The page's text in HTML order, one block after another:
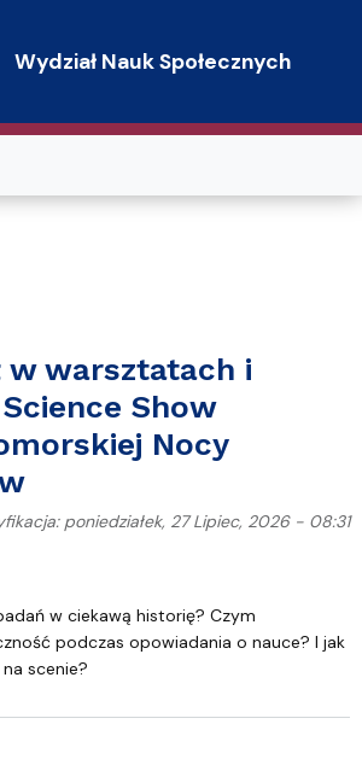
Wydział Nauk Społecznych
w warsztatach i
Show
Nocy
poniedziałek, 27 Lipiec, 2026 - 08:31
udział w warsztatach i wystąp na Science
w ciekawą historię? Czym
podczas opowiadania o nauce? I jak
scenie?